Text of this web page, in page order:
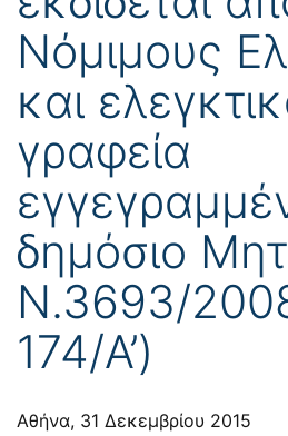
Νόμιμους
και
γραφεία
δημόσιο
N.3693/
174/Α’)
Αθήνα, 31 Δεκεμβρίου 2015